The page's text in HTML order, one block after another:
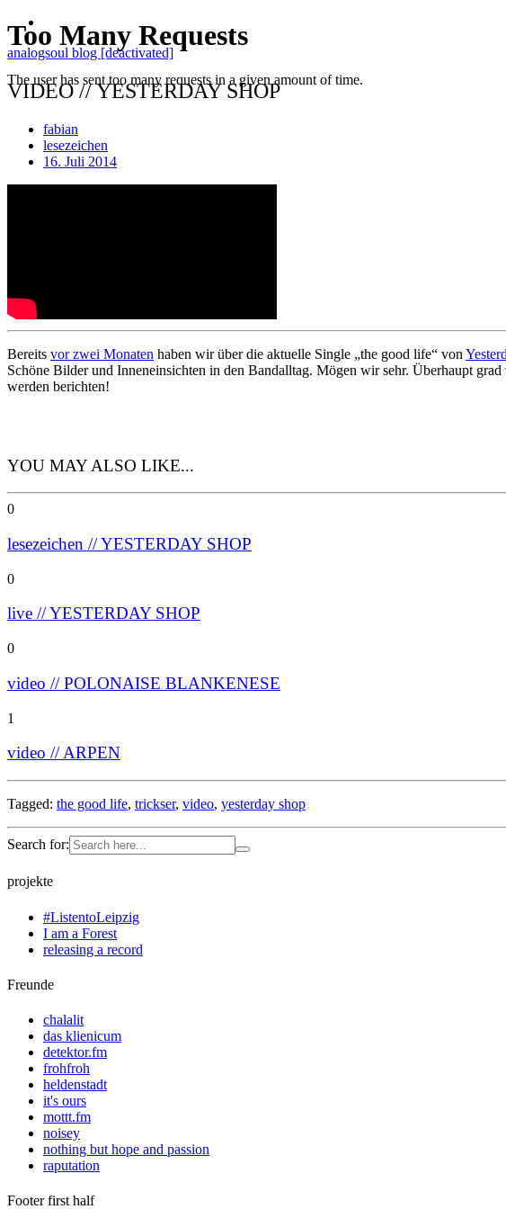
analogsoul blog [deactivated]
VIDEO // YESTERDAY SHOP
fabian
lesezeichen
16. Juli 2014
Bereits vor zwei Monaten haben wir über die aktuelle Single „the good life“ von
Schöne Bilder und Inneneinsichten in den Bandalltag. Mögen wir sehr. Überhaupt grad
werden berichten!
YOU MAY ALSO LIKE...
0
lesezeichen // YESTERDAY SHOP
0
live // YESTERDAY SHOP
0
video // POLONAISE BLANKENESE
1
video // ARPEN
Tagged: the good life, trickser, video, yesterday shop
Search for:
projekte
#ListentoLeipzig
I am a Forest
releasing a record
Freunde
chalalit
das klienicum
detektor.fm
frohfroh
heldenstadt
it's ours
mottt.fm
noisey
nothing but hope and passion
raputation
Footer first half